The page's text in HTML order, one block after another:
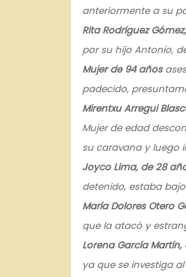
anteriormente a su
Rita Rodríguez
por su hijo Antonio,
Mujer de 94 años
padecido,
Mirentxu Arregui
Mujer de edad
su caravana y luego
Joyco Lima, de 28
detenido, estaba
María Dolores Otero
que la atacó y
Lorena García Martín,
ya que se investiga